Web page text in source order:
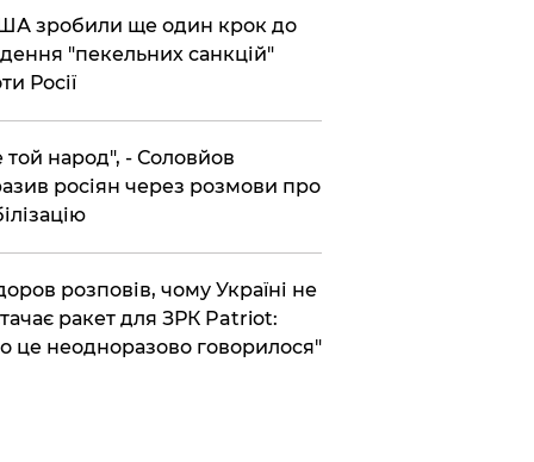
зробили ще один крок до
"пекельних санкцій"
Росії
той народ", - Соловйов
росіян через розмови про
розповів, чому Україні не
ракет для ЗРК Patriot:
це неодноразово говорилося"